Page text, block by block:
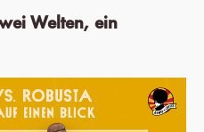
Welten, ein